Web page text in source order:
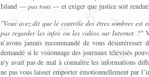
Island — pas tous — et exiger que justice soit
"Vous avez dit que le contrôle des êtres sombres
pas regarder les infos ou les vidéos sur Internet ?"
n’avons jamais recommandé de vous
demandé si le visionnage des journaux télévisés
n'y avait pas de mal à connaître les informations
ne pas vous laisser emporter émotionnellement par